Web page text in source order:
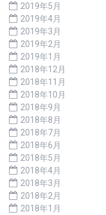
2019年5月
2019年4月
2019年3月
2019年2月
2019年1月
2018年12月
2018年11月
2018年10月
2018年9月
2018年8月
2018年7月
2018年6月
2018年5月
2018年4月
2018年3月
2018年2月
2018年1月